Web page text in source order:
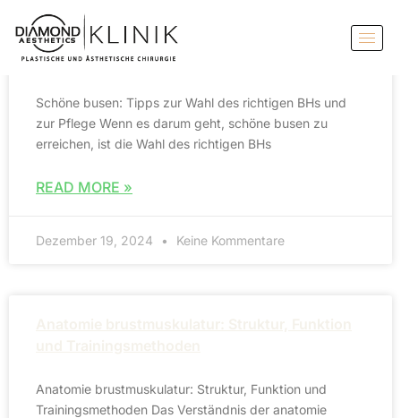
Schöne busen: Tipps zur Wahl des richtigen
BHs und zur Pflege
Schöne busen: Tipps zur Wahl des richtigen BHs und
zur Pflege Wenn es darum geht, schöne busen zu
erreichen, ist die Wahl des richtigen BHs
READ MORE »
Dezember 19, 2024 Keine Kommentare
Anatomie brustmuskulatur: Struktur, Funktion und
Trainingsmethoden Das Verständnis der anatomie